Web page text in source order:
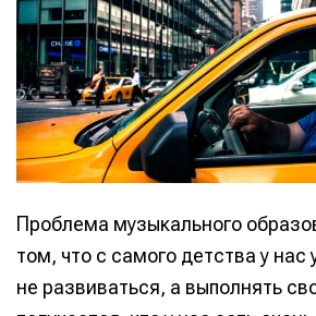
Проблема музыкального
том, что с самого детства у нас
не развиваться, а выполнять